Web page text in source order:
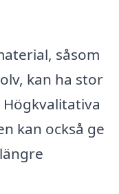
såsom
kan ha stor
kan också ge